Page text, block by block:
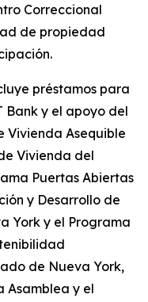
Correccional
de propiedad
préstamos para
Bank y el apoyo del
Vivienda Asequible
Vivienda del
Puertas Abiertas
y Desarrollo de
York y el Programa
de Nueva York,
Asamblea y el